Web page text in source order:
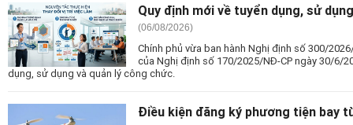
Quy định mới về tuyển dụng, sử
(06/08/2026)
Chính phủ vừa ban hành Nghị định số 300/
của Nghị định số 170/2025/NĐ-CP ngày 30/6/
dụng, sử dụng và quản lý công chức.
Điều kiện đăng ký phương tiện bay